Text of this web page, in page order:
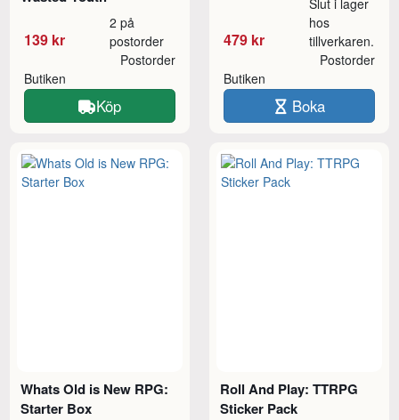
139 kr
2 på
postorder
Butiken
Postorder
Köp
479 kr
Slut i lager
hos
tillverkaren.
Butiken
Postorder
Boka
Whats Old is New RPG:
Starter Box
Roll And Play: TTRPG
Sticker Pack